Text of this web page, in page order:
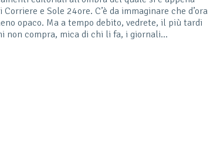
e Sole 24ore. C’è da immaginare che d’ora
opaco. Ma a tempo debito, vedrete, il più tardi
non compra, mica di chi li fa, i giornali…